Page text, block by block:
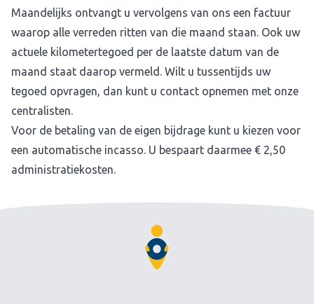
Maandelijks ontvangt u vervolgens van ons een factuur
waarop alle verreden ritten van die maand staan. Ook uw
actuele kilometertegoed per de laatste datum van de
maand staat daarop vermeld. Wilt u tussentijds uw
tegoed opvragen, dan kunt u contact opnemen met onze
centralisten.
Voor de betaling van de eigen bijdrage kunt u kiezen voor
een automatische incasso. U bespaart daarmee € 2,50
administratiekosten.